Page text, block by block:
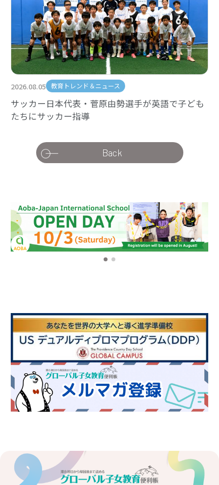
2026.08.05 教育トレンド＆ニュース
サッカー日本代表・菅原由勢選手が英語で子ども
たちにサッカー指導
Back